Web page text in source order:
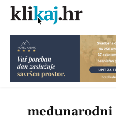
međunarodni